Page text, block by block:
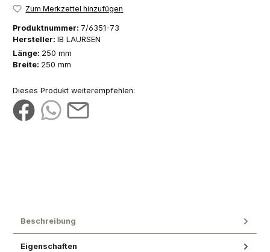
Zum Merkzettel hinzufügen
Produktnummer: 7/6351-73
Hersteller: IB LAURSEN
Länge: 250 mm
Breite: 250 mm
Dieses Produkt weiterempfehlen:
Beschreibung
Eigenschaften